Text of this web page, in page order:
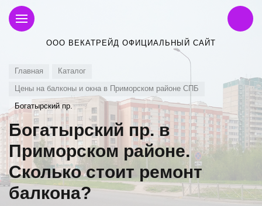
ООО ВЕКАТРЕЙД ОФИЦИАЛЬНЫЙ САЙТ
Главная
Каталог
Цены на балконы и окна в Приморском районе СПБ
Богатырский пр.
Богатырский пр. в
Приморском районе.
Сколько стоит ремонт
балкона?